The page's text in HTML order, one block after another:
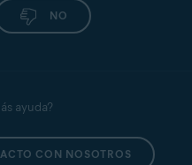
NO
ayuda?
CON NOSOTROS